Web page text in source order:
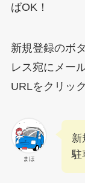
ばOK！
新規登録のボ
レス宛にメー
URLをクリッ
まほ
新
駐